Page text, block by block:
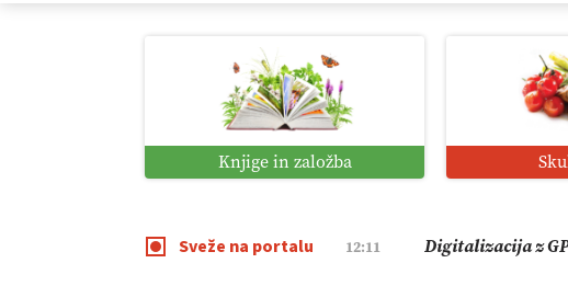
Knjige in založba
Sveže na portalu
01:38 Digitalno od
12:11 Digitalizacija z
09:09 Pomagajmo